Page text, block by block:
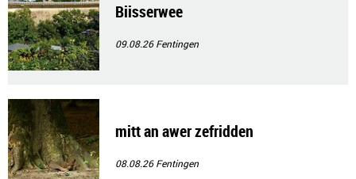
Biisserwee
09.08.26Fentingen
mitt an awer zefridden
08.08.26Fentingen